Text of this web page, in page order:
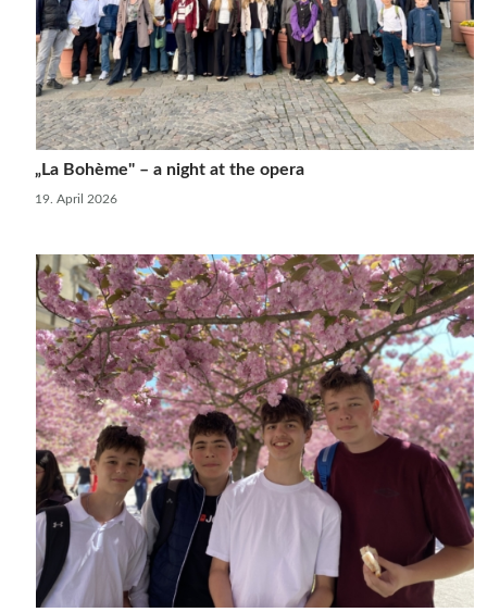
„La Bohème" – a night at the opera
19. April 2026